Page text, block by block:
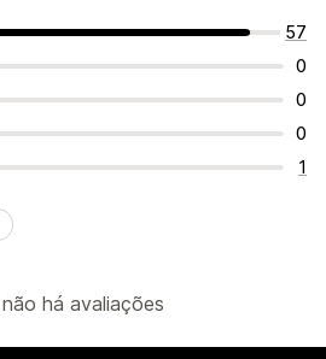
57
0
0
0
1
há avaliações